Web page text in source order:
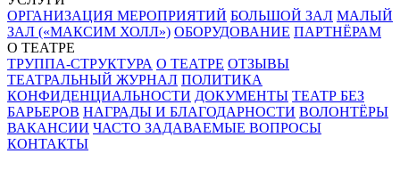
ОРГАНИЗАЦИЯ МЕРОПРИЯТИЙ БОЛЬШОЙ ЗАЛ МАЛЫЙ
ЗАЛ («МАКСИМ ХОЛЛ») ОБОРУДОВАНИЕ ПАРТНЁРАМ
О ТЕАТРЕ
ТРУППА-СТРУКТУРА О ТЕАТРЕ ОТЗЫВЫ
ТЕАТРАЛЬНЫЙ ЖУРНАЛ ПОЛИТИКА
КОНФИДЕНЦИАЛЬНОСТИ ДОКУМЕНТЫ ТЕАТР БЕЗ
БАРЬЕРОВ НАГРАДЫ И БЛАГОДАРНОСТИ ВОЛОНТЁРЫ
ВАКАНСИИ ЧАСТО ЗАДАВАЕМЫЕ ВОПРОСЫ
КОНТАКТЫ